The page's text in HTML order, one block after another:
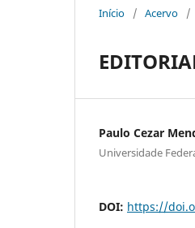
Início / Acervo /
Paulo Cezar
Universidade
DOI: https://